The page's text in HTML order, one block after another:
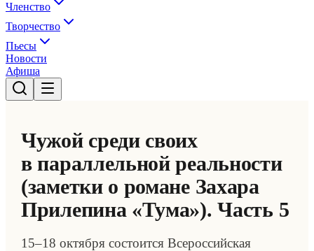
Членство
Творчество
Пьесы
Новости
Афиша
Чужой среди своих
в параллельной реальности
(заметки о романе Захара
Прилепина «Тума»). Часть 5
15–18 октября состоится Всероссийская